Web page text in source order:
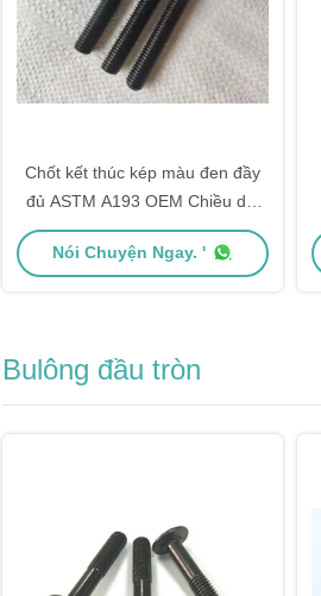
Chốt kết thúc kép màu đen đầy
đủ ASTM A193 OEM Chiều dài
30mm
Nói Chuyện Ngay. '
Bulông đầu tròn